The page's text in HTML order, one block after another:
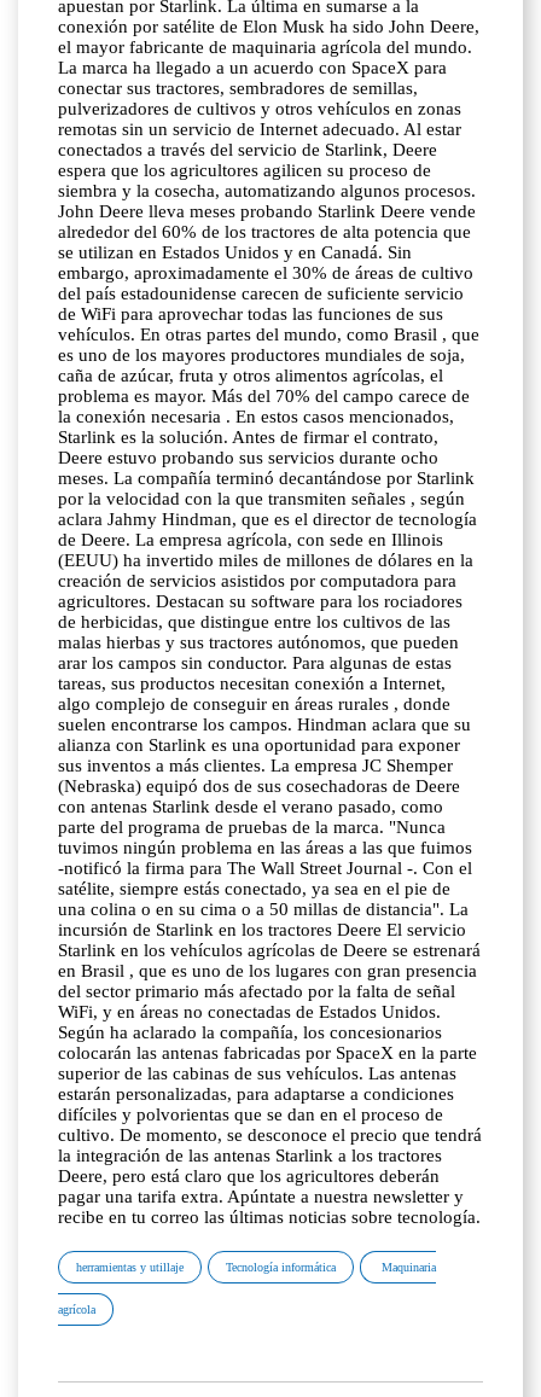
apuestan por Starlink. La última en sumarse a la
conexión por satélite de Elon Musk ha sido John Deere,
el mayor fabricante de maquinaria agrícola del mundo.
La marca ha llegado a un acuerdo con SpaceX para
conectar sus tractores, sembradores de semillas,
pulverizadores de cultivos y otros vehículos en zonas
remotas sin un servicio de Internet adecuado. Al estar
conectados a través del servicio de Starlink, Deere
espera que los agricultores agilicen su proceso de
siembra y la cosecha, automatizando algunos procesos.
John Deere lleva meses probando Starlink Deere vende
alrededor del 60% de los tractores de alta potencia que
se utilizan en Estados Unidos y en Canadá. Sin
embargo, aproximadamente el 30% de áreas de cultivo
del país estadounidense carecen de suficiente servicio
de WiFi para aprovechar todas las funciones de sus
vehículos. En otras partes del mundo, como Brasil , que
es uno de los mayores productores mundiales de soja,
caña de azúcar, fruta y otros alimentos agrícolas, el
problema es mayor. Más del 70% del campo carece de
la conexión necesaria . En estos casos mencionados,
Starlink es la solución. Antes de firmar el contrato,
Deere estuvo probando sus servicios durante ocho
meses. La compañía terminó decantándose por Starlink
por la velocidad con la que transmiten señales , según
aclara Jahmy Hindman, que es el director de tecnología
de Deere. La empresa agrícola, con sede en Illinois
(EEUU) ha invertido miles de millones de dólares en la
creación de servicios asistidos por computadora para
agricultores. Destacan su software para los rociadores
de herbicidas, que distingue entre los cultivos de las
malas hierbas y sus tractores autónomos, que pueden
arar los campos sin conductor. Para algunas de estas
tareas, sus productos necesitan conexión a Internet,
algo complejo de conseguir en áreas rurales , donde
suelen encontrarse los campos. Hindman aclara que su
alianza con Starlink es una oportunidad para exponer
sus inventos a más clientes. La empresa JC Shemper
(Nebraska) equipó dos de sus cosechadoras de Deere
con antenas Starlink desde el verano pasado, como
parte del programa de pruebas de la marca. "Nunca
tuvimos ningún problema en las áreas a las que fuimos
-notificó la firma para The Wall Street Journal -. Con el
satélite, siempre estás conectado, ya sea en el pie de
una colina o en su cima o a 50 millas de distancia". La
incursión de Starlink en los tractores Deere El servicio
Starlink en los vehículos agrícolas de Deere se estrenará
en Brasil , que es uno de los lugares con gran presencia
del sector primario más afectado por la falta de señal
WiFi, y en áreas no conectadas de Estados Unidos.
Según ha aclarado la compañía, los concesionarios
colocarán las antenas fabricadas por SpaceX en la parte
superior de las cabinas de sus vehículos. Las antenas
estarán personalizadas, para adaptarse a condiciones
difíciles y polvorientas que se dan en el proceso de
cultivo. De momento, se desconoce el precio que tendrá
la integración de las antenas Starlink a los tractores
Deere, pero está claro que los agricultores deberán
pagar una tarifa extra. Apúntate a nuestra newsletter y
recibe en tu correo las últimas noticias sobre tecnología.
herramientas y utillaje Tecnología informática Maquinaria
agrícola